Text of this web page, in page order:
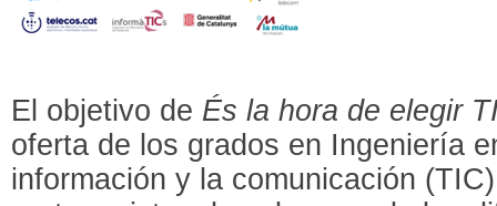
El objetivo de És la hora de elegir
oferta de los grados en Ingeniería
información y la comunicación